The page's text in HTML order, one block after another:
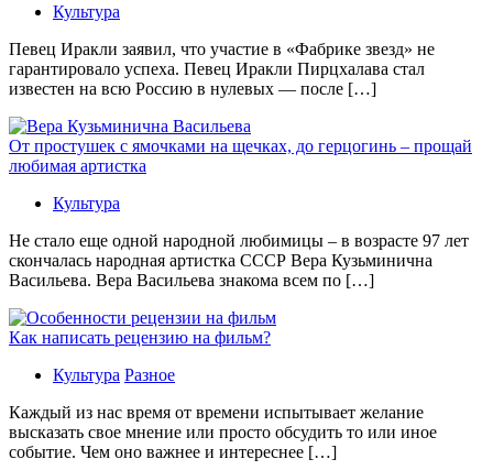
Культура
Певец Иракли заявил, что участие в «Фабрике звезд» не
гарантировало успеха. Певец Иракли Пирцхалава стал
известен на всю Россию в нулевых — после […]
От простушек с ямочками на щечках, до герцогинь – прощай
любимая артистка
Культура
Не стало еще одной народной любимицы – в возрасте 97 лет
скончалась народная артистка СССР Вера Кузьминична
Васильева. Вера Васильева знакома всем по […]
Как написать рецензию на фильм?
Культура Разное
Каждый из нас время от времени испытывает желание
высказать свое мнение или просто обсудить то или иное
событие. Чем оно важнее и интереснее […]